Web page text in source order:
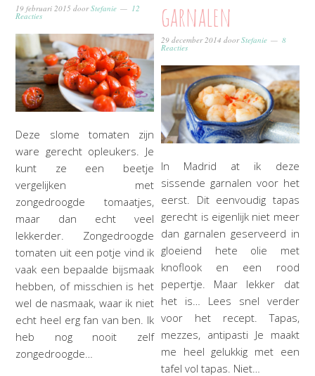
19 februari 2015 doorStefanie 12
Reacties
Deze slome tomaten zijn
ware gerecht opleukers. Je
kunt ze een beetje
vergelijken met
zongedroogde tomaatjes,
maar dan echt veel
lekkerder. Zongedroogde
tomaten uit een potje vind ik
vaak een bepaalde bijsmaak
hebben, of misschien is het
wel de nasmaak, waar ik niet
echt heel erg fan van ben. Ik
heb nog nooit zelf
zongedroogde…
garnalen
29 december 2014 doorStefanie 8
Reacties
In Madrid at ik deze
sissende garnalen voor het
eerst. Dit eenvoudig tapas
gerecht is eigenlijk niet meer
dan garnalen geserveerd in
gloeiend hete olie met
knoflook en een rood
pepertje. Maar lekker dat
het is… Lees snel verder
voor het recept. Tapas,
mezzes, antipasti Je maakt
me heel gelukkig met een
tafel vol tapas. Niet…